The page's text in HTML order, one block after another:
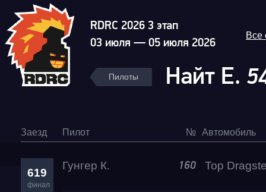
RDRC 2026 3 этап
03 июля — 05 июля 2026
Все
Пилоты Найт Е.
Заезд Пилот № Автомобиль
619
финал
Гунгер К. 160